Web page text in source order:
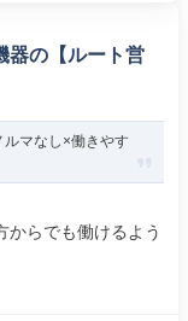
器の【ルート営
ルマなし×働きやす
からでも働けるよう